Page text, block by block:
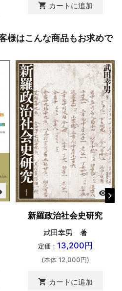
shopping_cart カートに追加
様はこんな商品もお求めで
visibility
新羅政治社会史研究
武田幸男 著
定価： 13,200円
(本体 12,000円)
shopping_cart カートに追加